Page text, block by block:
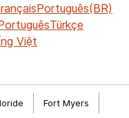
Português(BR)
Türkçe
Việt
Fort Myers